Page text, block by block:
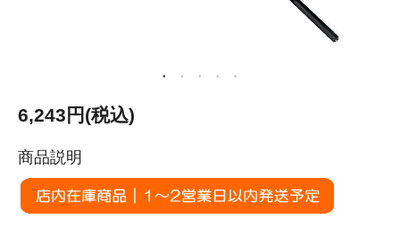
6,243円(税込)
商品説明